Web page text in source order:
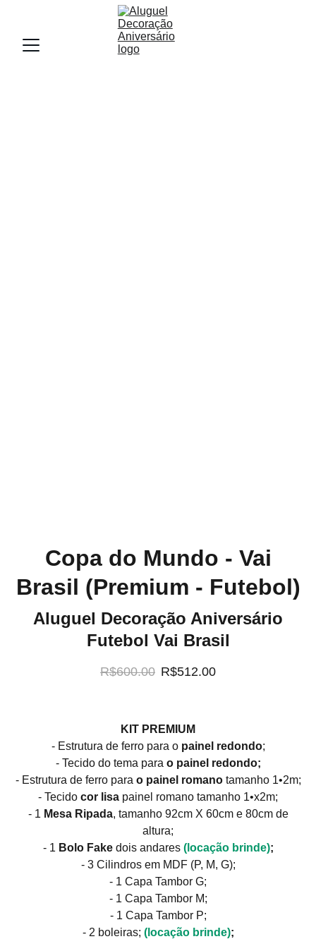
Copa do Mundo - Vai
Brasil (Premium - Futebol)
Aluguel Decoração Aniversário
Futebol Vai Brasil
R$600.00 R$512.00
KIT PREMIUM
- Estrutura de ferro para opainel redondo;
- Tecido do tema para o painel redondo;
- Estrutura de ferro para o painel romanotamanho 1•2m;
- Tecido cor lisa painel romano tamanho 1•x2m;
- 1 Mesa Ripada, tamanho 92cm X 60cm e 80cm de
altura;
- 1 Bolo Fakedois andares (locação brinde);
- 3 Cilindros em MDF (P, M, G);
- 1 Capa Tambor G;
- 1 Capa Tambor M;
- 1 Capa Tambor P;
- 2 boleiras; (locação brinde);